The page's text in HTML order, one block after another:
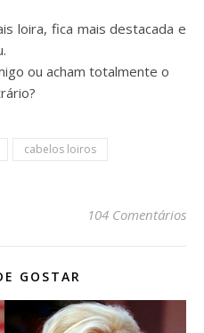
loira, fica mais destacada e
ou acham totalmente o
cabelos loiros
104 Comentários
GOSTAR